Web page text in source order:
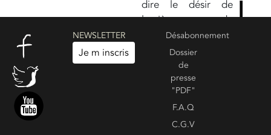
dire le désir de
lumière, de
connaissance. Les
intestins sont
associés au
de la Vierge
Voir les commentaires :
NEWSLETTER
Je m inscris
Désabonnement
Dossier
de
presse
"PDF"
F.A.Q
C.G.V